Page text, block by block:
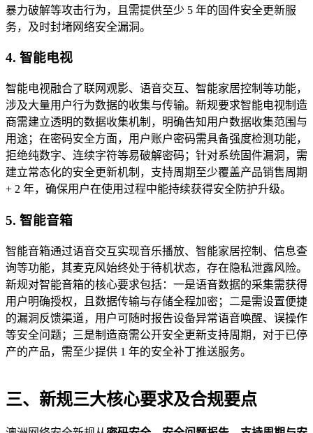
暴力破解等攻击行为，且需提供至少 5 年的固件安全更新服
务，及时封堵网络安全漏洞。
4. 智能电视
智能电视融合了联网观影、语音交互、智能家居控制等功能，
涉及大量用户行为数据的收集与传输。新规要求智能电视制造
商需建立透明的数据收集机制，明确告知用户数据收集范围与
用途；在密码安全方面，用户账户密码需具备强度检测功能，
拒绝纯数字、连续字符等易破解密码；针对系统固件漏洞，需
建立常态化的安全更新机制，支持周期至少覆盖产品销售周期
+ 2 年，确保用户在使用过程中能持续获得安全防护升级。
5. 智能音箱
智能音箱通过语音交互实现音乐播放、智能家居控制、信息查
询等功能，其麦克风始终处于待机状态，存在隐私泄露风险。
新规对智能音箱的核心要求包括：一是语音数据的采集需获得
用户明确授权，且数据传输与存储全程加密；二是需设置便捷
的漏洞反馈渠道，用户可随时报告设备异常语音唤醒、误操作
等安全问题；三是制造商需公开安全更新支持周期，对于已停
产的产品，需至少提供 1 年的安全补丁推送服务。
三、新规三大核心要求及合规要点